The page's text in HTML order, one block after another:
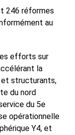
246 réformes
au
efforts sur
la
structurants,
du nord
du 5e
opérationnelle
Y4, et